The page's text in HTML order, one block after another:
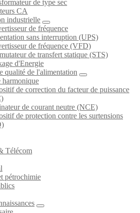
de type sec
CA
industrielle
de fréquence
sans interruption (UPS)
de fréquence (VFD)
de transfert statique (STS)
d'Energie
qualité de l'alimentation
harmonique
de correction du facteur de puissance
de courant neutre (NCE)
de protection contre les surtensions
Télécom
pétrochimie